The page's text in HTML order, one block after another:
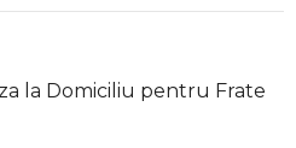
la Domiciliu pentru Frate